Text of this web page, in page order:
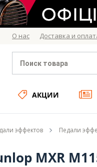
О нас Доставка и
АКЦИИ
эффектов Педали
MXR